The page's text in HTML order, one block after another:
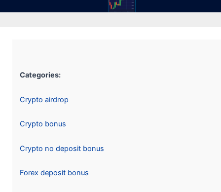
Categories:
Crypto airdrop
Crypto bonus
Crypto no deposit bonus
Forex deposit bonus